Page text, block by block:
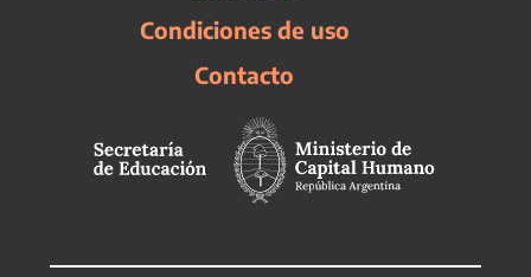
Condiciones de uso
Contacto